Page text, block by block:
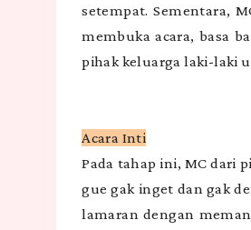
setempat. Sementara,
membuka acara, basa
pihak keluarga laki-laki
Acara Inti
Pada tahap ini, MC dari
gue gak inget dan gak
lamaran dengan